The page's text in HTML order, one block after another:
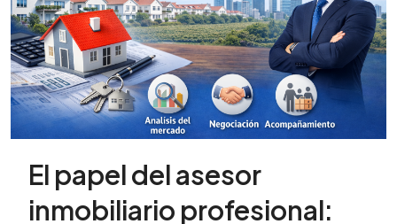
El papel del asesor
inmobiliario profesional: